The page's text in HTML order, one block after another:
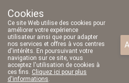
Aujourd'hui A présent
Cookies
Ce site Web utilise des cookies pour
améliorer votre expérience
utilisateur ainsi que pour adapter
nos services et offres à vos centres
d'intérêts. En poursuivant votre
navigation sur ce site, vous
acceptez l'utilisation de cookies à
ces fins. Cliquez ici pour plus
d'informations.